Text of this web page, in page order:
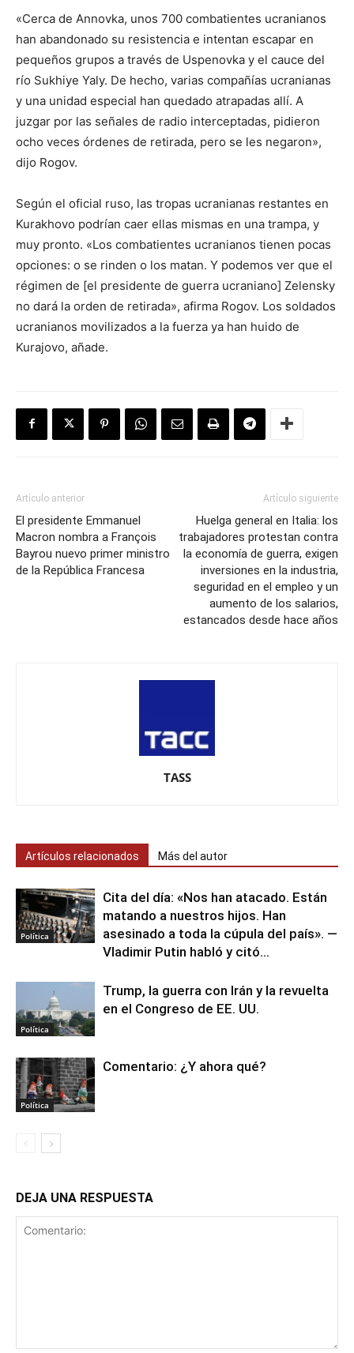
«Cerca de Annovka, unos 700 combatientes ucranianos
han abandonado su resistencia e intentan escapar en
pequeños grupos a través de Uspenovka y el cauce del
río Sukhiye Yaly. De hecho, varias compañías ucranianas
y una unidad especial han quedado atrapadas allí. A
juzgar por las señales de radio interceptadas, pidieron
ocho veces órdenes de retirada, pero se les negaron»,
dijo Rogov.
Según el oficial ruso, las tropas ucranianas restantes en
Kurakhovo podrían caer ellas mismas en una trampa, y
muy pronto. «Los combatientes ucranianos tienen pocas
opciones: o se rinden o los matan. Y podemos ver que el
régimen de [el presidente de guerra ucraniano] Zelensky
no dará la orden de retirada», afirma Rogov. Los soldados
ucranianos movilizados a la fuerza ya han huido de
Kurajovo, añade.
Artículo anterior
El presidente Emmanuel
Macron nombra a François
Bayrou nuevo primer ministro
de la República Francesa
Artículo siguiente
Huelga general en Italia: los
trabajadores protestan contra
la economía de guerra, exigen
inversiones en la industria,
seguridad en el empleo y un
aumento de los salarios,
estancados desde hace años
TASS
Artículos relacionados Más del autor
Política
Cita del día: «Nos han atacado. Están
matando a nuestros hijos. Han
asesinado a toda la cúpula del país». —
Vladimir Putin habló y citó...
Política
Trump, la guerra con Irán y la revuelta
en el Congreso de EE. UU.
Política
Comentario: ¿Y ahora qué?
DEJA UNA RESPUESTA